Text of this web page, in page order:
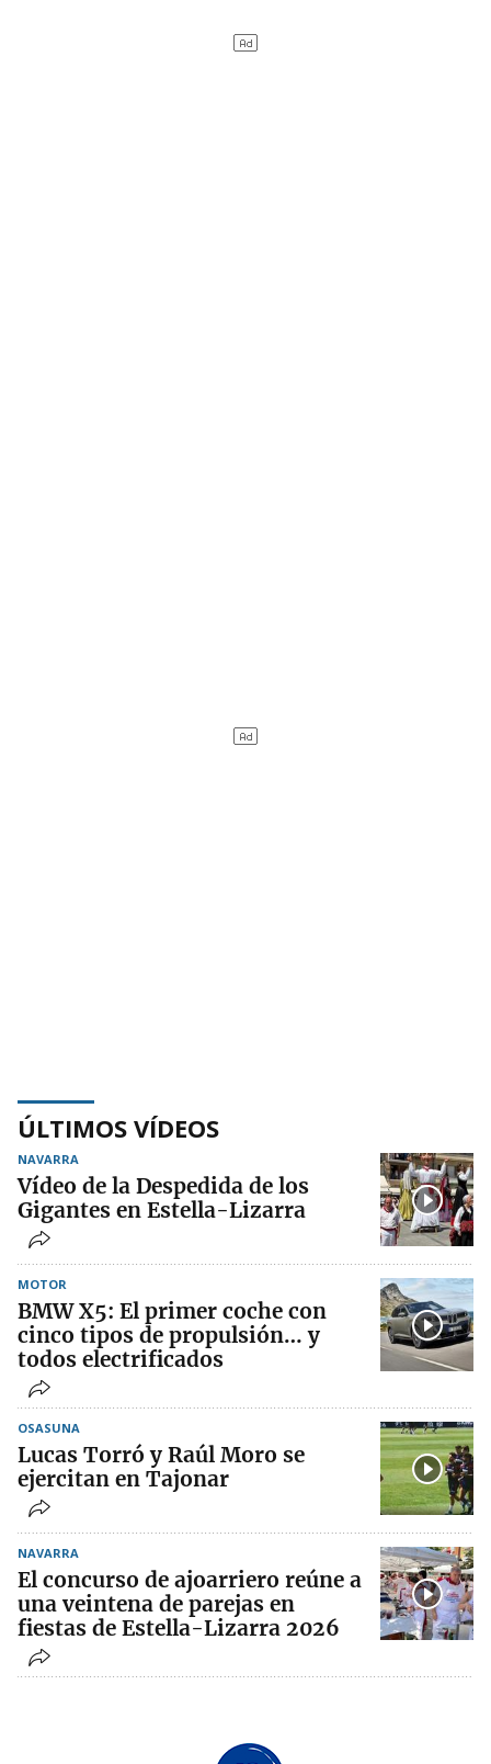
ÚLTIMOS VÍDEOS
NAVARRA
Vídeo de la Despedida de los
Gigantes en Estella-Lizarra
MOTOR
BMW X5: El primer coche con
cinco tipos de propulsión… y
todos electrificados
OSASUNA
Lucas Torró y Raúl Moro se
ejercitan en Tajonar
NAVARRA
El concurso de ajoarriero reúne a
una veintena de parejas en
fiestas de Estella-Lizarra 2026